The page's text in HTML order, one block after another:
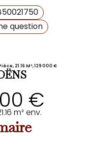
question
21.16 M², 129 000 €
€
m² env.